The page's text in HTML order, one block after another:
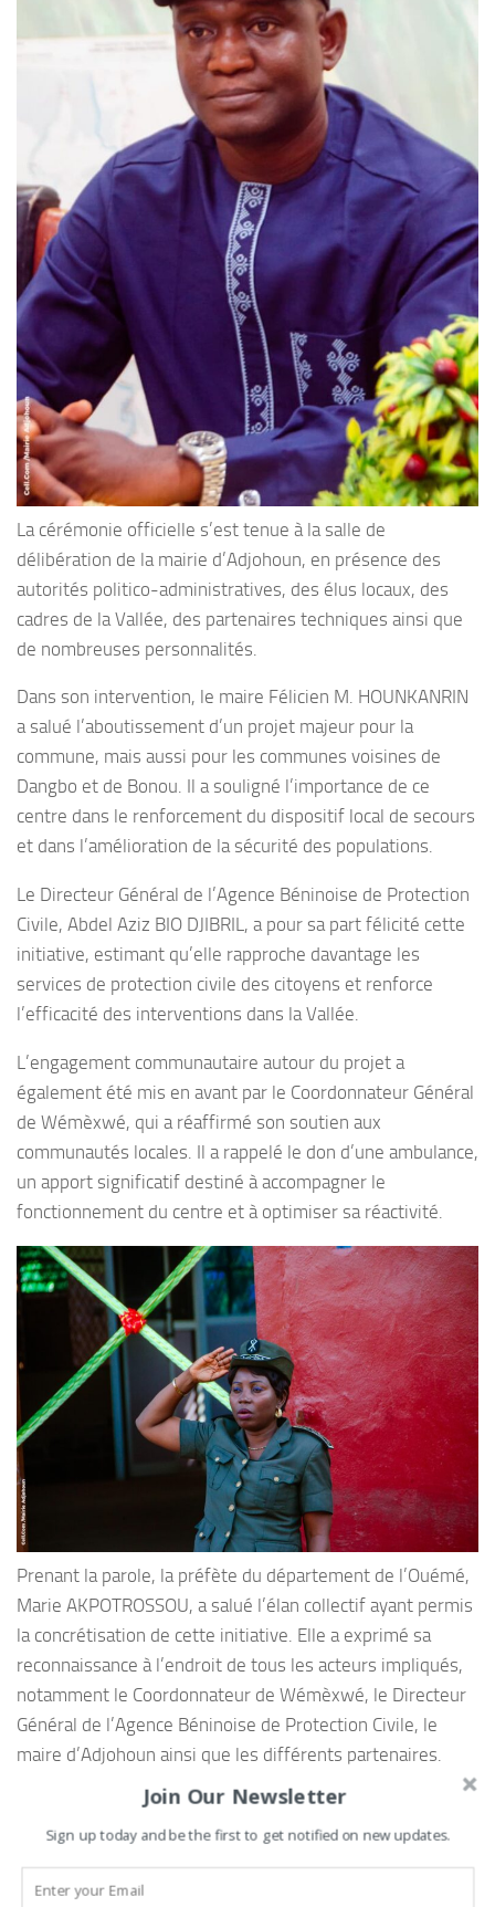
La cérémonie officielle s’est tenue à la salle de
délibération de la mairie d’Adjohoun, en présence des
autorités politico-administratives, des élus locaux, des
cadres de la Vallée, des partenaires techniques ainsi que
de nombreuses personnalités.
Dans son intervention, le maire Félicien M. HOUNKANRIN
a salué l’aboutissement d’un projet majeur pour la
commune, mais aussi pour les communes voisines de
Dangbo et de Bonou. Il a souligné l’importance de ce
centre dans le renforcement du dispositif local de secours
et dans l’amélioration de la sécurité des populations.
Le Directeur Général de l’Agence Béninoise de Protection
Civile, Abdel Aziz BIO DJIBRIL, a pour sa part félicité cette
initiative, estimant qu’elle rapproche davantage les
services de protection civile des citoyens et renforce
l’efficacité des interventions dans la Vallée.
L’engagement communautaire autour du projet a
également été mis en avant par le Coordonnateur Général
de Wémèxwé, qui a réaffirmé son soutien aux
communautés locales. Il a rappelé le don d’une ambulance,
un apport significatif destiné à accompagner le
fonctionnement du centre et à optimiser sa réactivité.
Prenant la parole, la préfète du département de l’Ouémé,
Marie AKPOTROSSOU, a salué l’élan collectif ayant permis
la concrétisation de cette initiative. Elle a exprimé sa
reconnaissance à l’endroit de tous les acteurs impliqués,
notamment le Coordonnateur de Wémèxwé, le Directeur
Général de l’Agence Béninoise de Protection Civile, le
maire d’Adjohoun ainsi que les différents partenaires.
La cérémonie s’est poursuivie sur le site du centre avec la
montée des couleurs, la coupure du ruban symbolique et
la visite des installations.
Join Our Newsletter
Sign up today and be the first to get notified on new updates.